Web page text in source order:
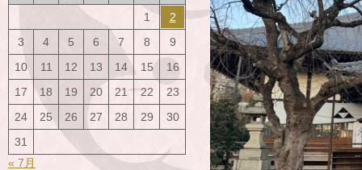
1
2
3
4 5 6 7 8
9
10
11 12 13 14 15
16
17
18 19 20 21 22
23
24
25 26 27 28 29
30
31
« 7月